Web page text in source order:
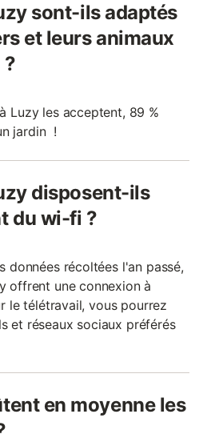
sont-ils adaptés
et leurs animaux
Luzy les acceptent, 89 %
jardin !
disposent-ils
du wi-fi ?
données récoltées l'an passé,
offrent une connexion à
le télétravail, vous pourrez
et réseaux sociaux préférés
en moyenne les